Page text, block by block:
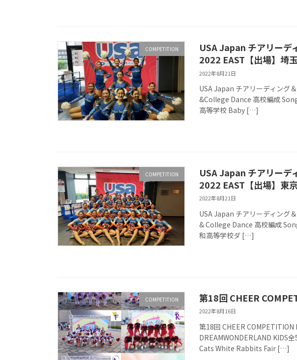
COMPETITION
USA Japan チアリーデ
2022 EAST【出場】埼
2022年8月21日
USA Japan チアリーディング
&College Dance 高校編成
高等学校 Baby […]
COMPETITION
USA Japan チアリーデ
2022 EAST【出場】東
2022年8月21日
USA Japan チアリーディング
& College Dance 高校編成
和高等学校ダ […]
COMPETITION 第18回 CHEER
2022年8月16日
第18回 CHEER
DREAMWONDERLAND KIDS
Cats White Rabbits Fair […]